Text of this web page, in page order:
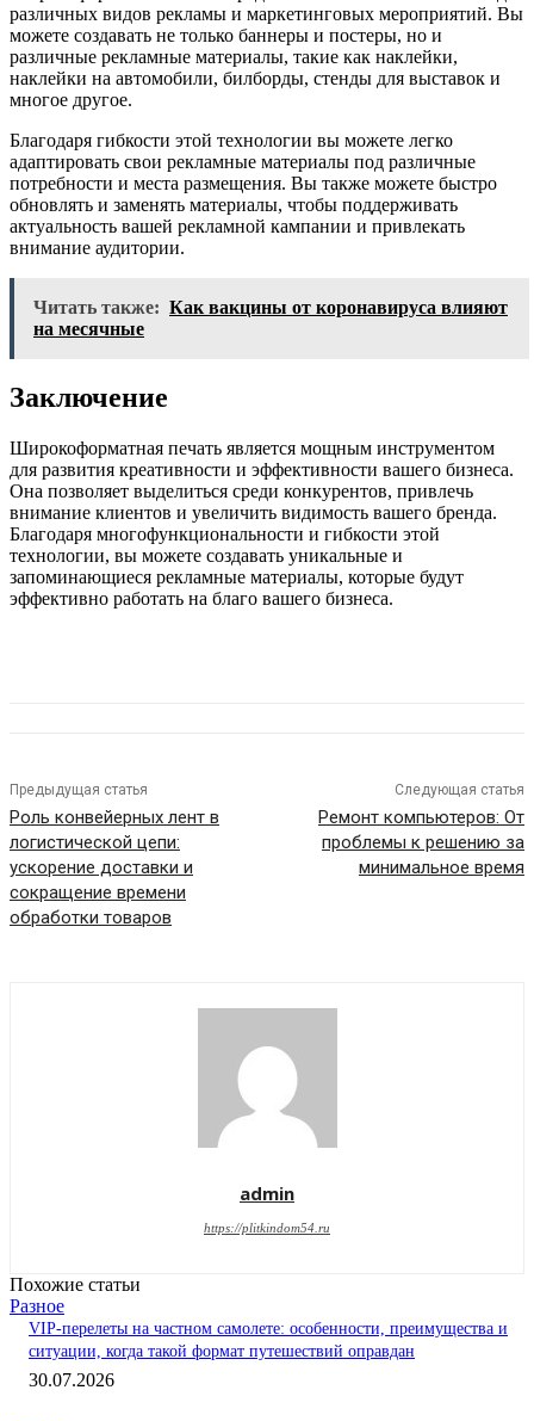
различных видов рекламы и маркетинговых мероприятий. Вы
можете создавать не только баннеры и постеры, но и
различные рекламные материалы, такие как наклейки,
наклейки на автомобили, билборды, стенды для выставок и
многое другое.
Благодаря гибкости этой технологии вы можете легко
адаптировать свои рекламные материалы под различные
потребности и места размещения. Вы также можете быстро
обновлять и заменять материалы, чтобы поддерживать
актуальность вашей рекламной кампании и привлекать
внимание аудитории.
Читать также: Как вакцины от коронавируса влияют
на месячные
Заключение
Широкоформатная печать является мощным инструментом
для развития креативности и эффективности вашего бизнеса.
Она позволяет выделиться среди конкурентов, привлечь
внимание клиентов и увеличить видимость вашего бренда.
Благодаря многофункциональности и гибкости этой
технологии, вы можете создавать уникальные и
запоминающиеся рекламные материалы, которые будут
эффективно работать на благо вашего бизнеса.
Предыдущая статья
Роль конвейерных лент в
логистической цепи:
ускорение доставки и
сокращение времени
обработки товаров
Следующая статья
Ремонт компьютеров: От
проблемы к решению за
минимальное время
admin
https://plitkindom54.ru
Похожие статьи
Разное
VIP-перелеты на частном самолете: особенности, преимущества и
ситуации, когда такой формат путешествий оправдан
30.07.2026